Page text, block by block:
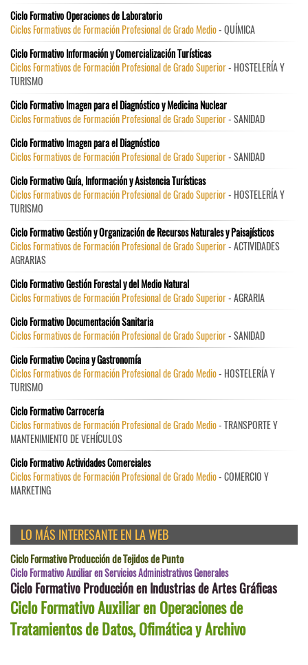
Ciclo Formativo Operaciones de Laboratorio
Ciclos Formativos de Formación Profesional de Grado Medio- QUÍMICA
Ciclo Formativo Información y Comercialización Turísticas
Ciclos Formativos de Formación Profesional de Grado Superior- HOSTELERÍA Y
TURISMO
Ciclo Formativo Imagen para el Diagnóstico y Medicina Nuclear
Ciclos Formativos de Formación Profesional de Grado Superior- SANIDAD
Ciclo Formativo Imagen para el Diagnóstico
Ciclos Formativos de Formación Profesional de Grado Superior- SANIDAD
Ciclo Formativo Guía, Información y Asistencia Turísticas
Ciclos Formativos de Formación Profesional de Grado Superior- HOSTELERÍA Y
TURISMO
Ciclo Formativo Gestión y Organización de Recursos Naturales y Paisajísticos
Ciclos Formativos de Formación Profesional de Grado Superior- ACTIVIDADES
AGRARIAS
Ciclo Formativo Gestión Forestal y del Medio Natural
Ciclos Formativos de Formación Profesional de Grado Superior- AGRARIA
Ciclo Formativo Documentación Sanitaria
Ciclos Formativos de Formación Profesional de Grado Superior- SANIDAD
Ciclo Formativo Cocina y Gastronomía
Ciclos Formativos de Formación Profesional de Grado Medio- HOSTELERÍA Y
TURISMO
Ciclo Formativo Carrocería
Ciclos Formativos de Formación Profesional de Grado Medio- TRANSPORTE Y
MANTENIMIENTO DE VEHÍCULOS
Ciclo Formativo Actividades Comerciales
Ciclos Formativos de Formación Profesional de Grado Medio- COMERCIO Y
MARKETING
LO MÁS INTERESANTE EN LA WEB
Ciclo Formativo Producción de Tejidos de Punto
Ciclo Formativo Auxiliar en Servicios Administrativos Generales
Ciclo Formativo Producción en Industrias de Artes Gráficas
Ciclo Formativo Auxiliar en Operaciones de
Tratamientos de Datos, Ofimática y Archivo